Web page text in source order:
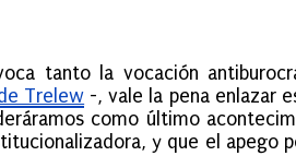
tanto la vocación
Trelew -, vale la pena enlazar
como último
y que el apego